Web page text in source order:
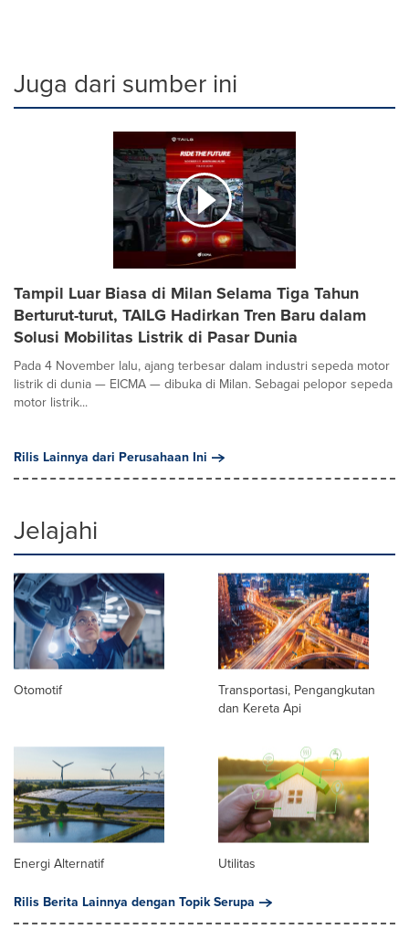
Juga dari sumber ini
Tampil Luar Biasa di Milan Selama Tiga Tahun
Berturut-turut, TAILG Hadirkan Tren Baru dalam
Solusi Mobilitas Listrik di Pasar Dunia
Pada 4 November lalu, ajang terbesar dalam industri sepeda motor
listrik di dunia — EICMA — dibuka di Milan. Sebagai pelopor sepeda
motor listrik...
Rilis Lainnya dari Perusahaan Ini
Jelajahi
Otomotif
Transportasi, Pengangkutan
dan Kereta Api
Energi Alternatif
Utilitas
Rilis Berita Lainnya dengan Topik Serupa